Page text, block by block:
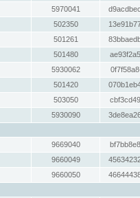
5970041
502350
501261
501480
5930062
501420
503050
5930090
9669040
9660049
9660050